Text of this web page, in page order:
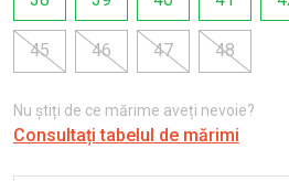
45 46 47 48
Nu știți de ce mărime aveți nevoie?
Consultați tabelul de mărimi